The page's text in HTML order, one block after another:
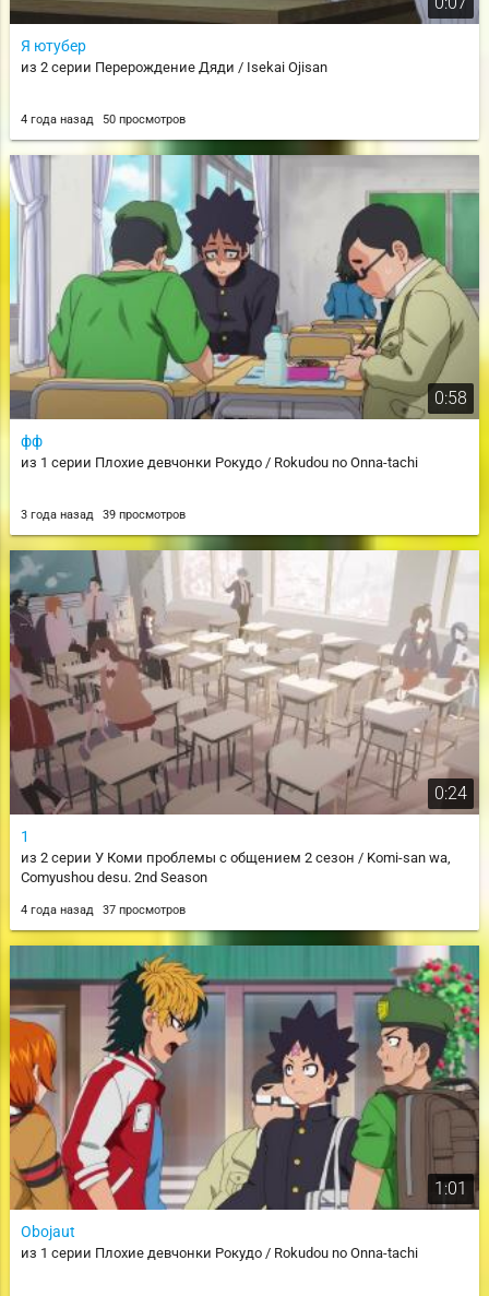
Я ютубер
из 2 серии Перерождение Дяди / Isekai Ojisan
4 года назад 50 просмотров
0:58
фф
из 1 серии Плохие девчонки Рокудо / Rokudou no Onna-tachi
3 года назад 39 просмотров
0:24
1
из 2 серии У Коми проблемы с общением 2 сезон / Komi-san wa,
Comyushou desu. 2nd Season
4 года назад 37 просмотров
1:01
Obojaut
из 1 серии Плохие девчонки Рокудо / Rokudou no Onna-tachi